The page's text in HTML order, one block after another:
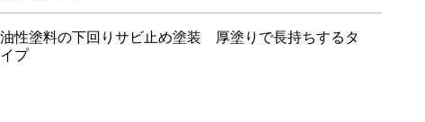
油性塗料の下回りサビ止め塗装 厚塗りで長持ちするタ
イプ